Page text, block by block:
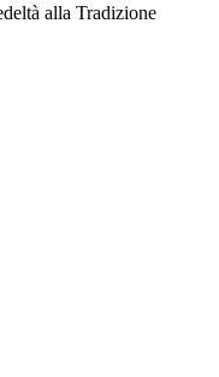
alla Tradizione